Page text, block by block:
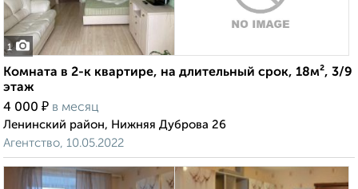
1
Комната в 2-к квартире, на длительный срок, 18м², 3/9
этаж
4 000 ₽ в месяц
Ленинский район, Нижняя Дуброва 26
Агентство, 10.05.2022